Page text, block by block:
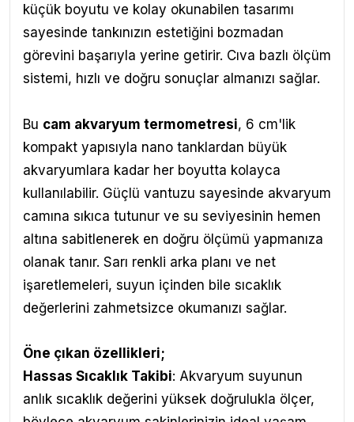
küçük boyutu ve kolay okunabilen tasarımı
sayesinde tankınızın estetiğini bozmadan
görevini başarıyla yerine getirir. Cıva bazlı ölçüm
sistemi, hızlı ve doğru sonuçlar almanızı sağlar.
Bu cam akvaryum termometresi, 6 cm'lik
kompakt yapısıyla nano tanklardan büyük
akvaryumlara kadar her boyutta kolayca
kullanılabilir. Güçlü vantuzu sayesinde akvaryum
camına sıkıca tutunur ve su seviyesinin hemen
altına sabitlenerek en doğru ölçümü yapmanıza
olanak tanır. Sarı renkli arka planı ve net
işaretlemeleri, suyun içinden bile sıcaklık
değerlerini zahmetsizce okumanızı sağlar.
Öne çıkan özellikleri;
Hassas Sıcaklık Takibi: Akvaryum suyunun
anlık sıcaklık değerini yüksek doğrulukla ölçer,